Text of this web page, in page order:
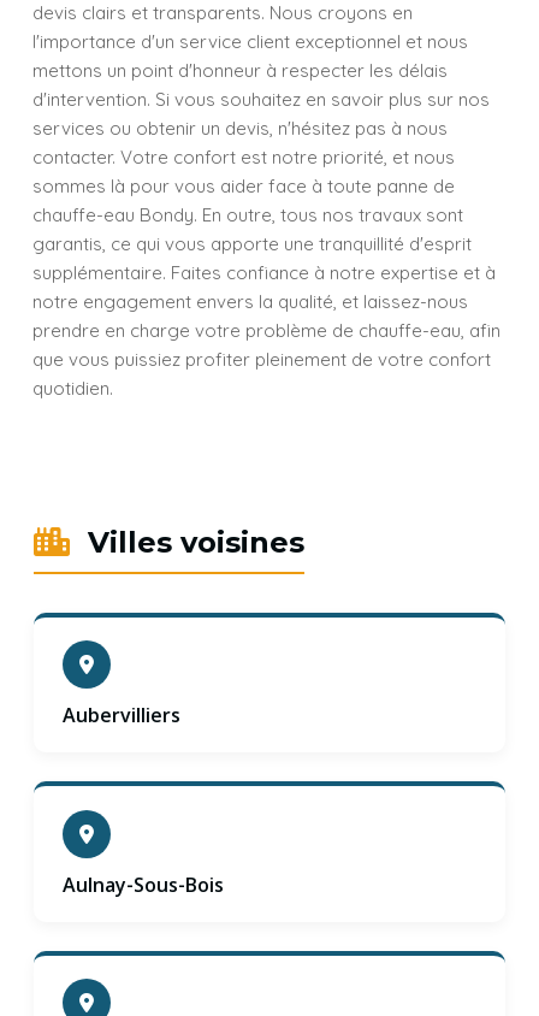
devis clairs et transparents. Nous croyons en
l'importance d'un service client exceptionnel et nous
mettons un point d'honneur à respecter les délais
d'intervention. Si vous souhaitez en savoir plus sur nos
services ou obtenir un devis, n'hésitez pas à nous
contacter. Votre confort est notre priorité, et nous
sommes là pour vous aider face à toute panne de
chauffe-eau Bondy. En outre, tous nos travaux sont
garantis, ce qui vous apporte une tranquillité d'esprit
supplémentaire. Faites confiance à notre expertise et à
notre engagement envers la qualité, et laissez-nous
prendre en charge votre problème de chauffe-eau, afin
que vous puissiez profiter pleinement de votre confort
quotidien.
Villes voisines
Aubervilliers
Aulnay-Sous-Bois